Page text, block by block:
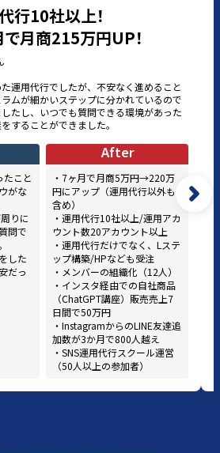
行10社以上！
で月商215万円UP！
運用代行でしたが、不安なく進めること
ムが細かいステップに分かれているので
たし、いつでも質問できる環境があった
することができました。
たこと
がな
りに
問で
した
だっ
After
・7ヶ月で月商5万円→220万
円にアップ（運用代行以外も
含め）
・運用代行10社以上/運用アカ
ウント数20アカウント以上
・運用代行だけでなく、Lステ
ップ構築/HPなども受注
・メンバーの組織化（12人）
・インスタ経由での自社商品
（ChatGPT講座）販売売上7
日間で50万円
・InstagramからのLINE友達追
加数が3か月で800人越え
・SNS運用代行スクール運営
（50人以上の参加者）